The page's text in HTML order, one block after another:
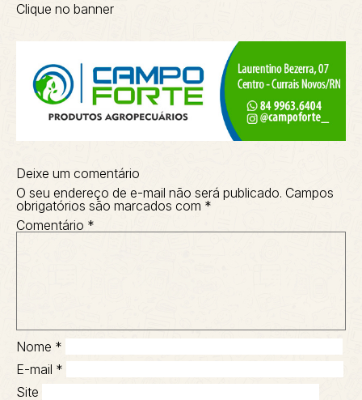
Clique no banner
Deixe um comentário
O seu endereço de e-mail não será publicado. Campos
obrigatórios são marcados com *
Comentário *
Nome *
E-mail *
Site